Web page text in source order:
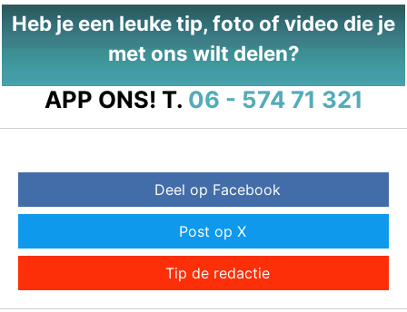
Heb je een leuke tip, foto of video die je
met ons wilt delen?
APP ONS! T. 06 - 574 71 321
Deel op Facebook
Post op X
Tip de redactie